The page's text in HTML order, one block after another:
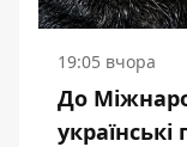
19:05 вчора
До